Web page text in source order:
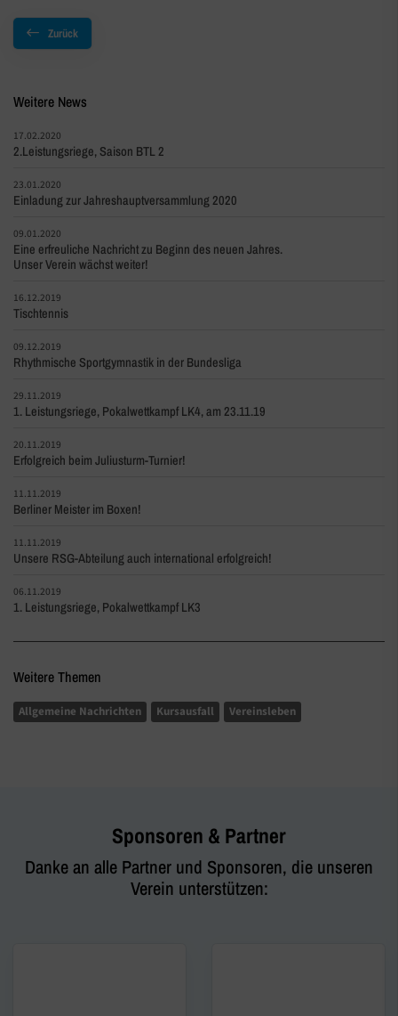
Zurück
Weitere News
17.02.2020
2.Leistungsriege, Saison BTL 2
23.01.2020
Einladung zur Jahreshauptversammlung 2020
09.01.2020
Eine erfreuliche Nachricht zu Beginn des neuen Jahres.
Unser Verein wächst weiter!
16.12.2019
Tischtennis
09.12.2019
Rhythmische Sportgymnastik in der Bundesliga
29.11.2019
1. Leistungsriege, Pokalwettkampf LK4, am 23.11.19
20.11.2019
Erfolgreich beim Juliusturm-Turnier!
11.11.2019
Berliner Meister im Boxen!
11.11.2019
Unsere RSG-Abteilung auch international erfolgreich!
06.11.2019
1. Leistungsriege, Pokalwettkampf LK3
Weitere Themen
Allgemeine Nachrichten Kursausfall Vereinsleben
Sponsoren & Partner
Danke an alle Partner und Sponsoren, die unseren
Verein unterstützen: